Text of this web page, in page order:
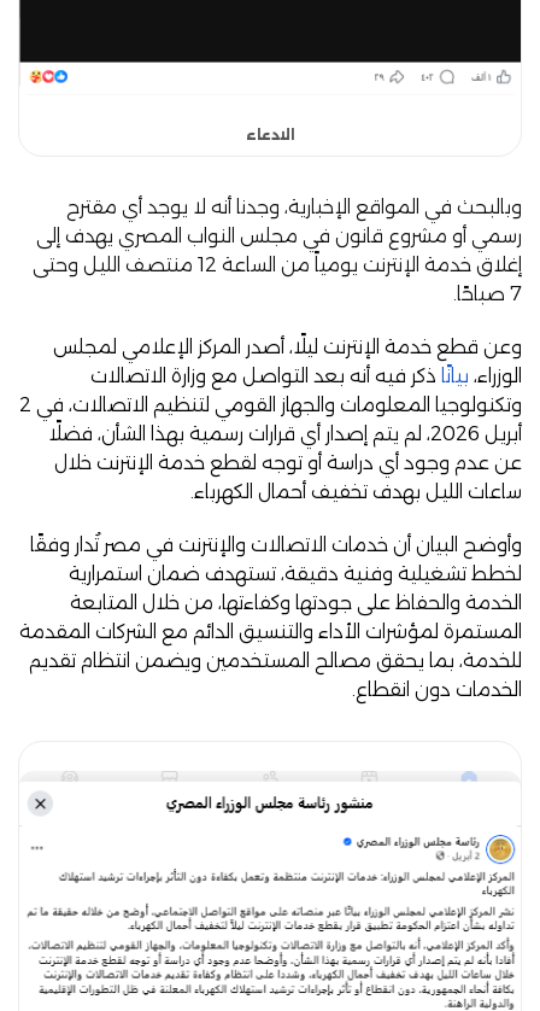
الادعاء
وبالبحث في المواقع الإخبارية، وجدنا أنه لا يوجد أي مقترح
رسمي أو مشروع قانون في مجلس النواب المصري يهدف إلى
إغلاق خدمة الإنترنت يومياً من الساعة 12 منتصف الليل وحتى
7 صباحًا.
وعن قطع خدمة الإنترنت ليلًا، أصدر المركز الإعلامي لمجلس
الوزراء، بيانًا ذكر فيه أنه بعد التواصل مع وزارة الاتصالات
وتكنولوجيا المعلومات والجهاز القومي لتنظيم الاتصالات، في 2
أبريل 2026، لم يتم إصدار أي قرارات رسمية بهذا الشأن، فضلًا
عن عدم وجود أي دراسة أو توجه لقطع خدمة الإنترنت خلال
ساعات الليل بهدف تخفيف أحمال الكهرباء.
وأوضح البيان أن خدمات الاتصالات والإنترنت في مصر تُدار وفقًا
لخطط تشغيلية وفنية دقيقة، تستهدف ضمان استمرارية
الخدمة والحفاظ على جودتها وكفاءتها، من خلال المتابعة
المستمرة لمؤشرات الأداء والتنسيق الدائم مع الشركات المقدمة
للخدمة، بما يحقق مصالح المستخدمين ويضمن انتظام تقديم
الخدمات دون انقطاع.